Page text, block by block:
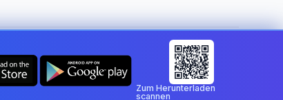
Land ändern:
Zum Herunterladen
scannen